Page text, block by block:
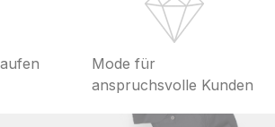
Mode für
anspruchsvolle Kunden